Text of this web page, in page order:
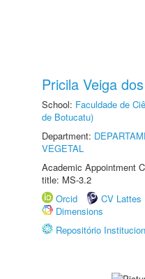
Pricila Veiga
School: Faculdade de
de Botucatu)
Department:
VEGETAL
Academic Appointment
title: MS-3.2
Orcid
CV Lattes
Dimensions
Repositório